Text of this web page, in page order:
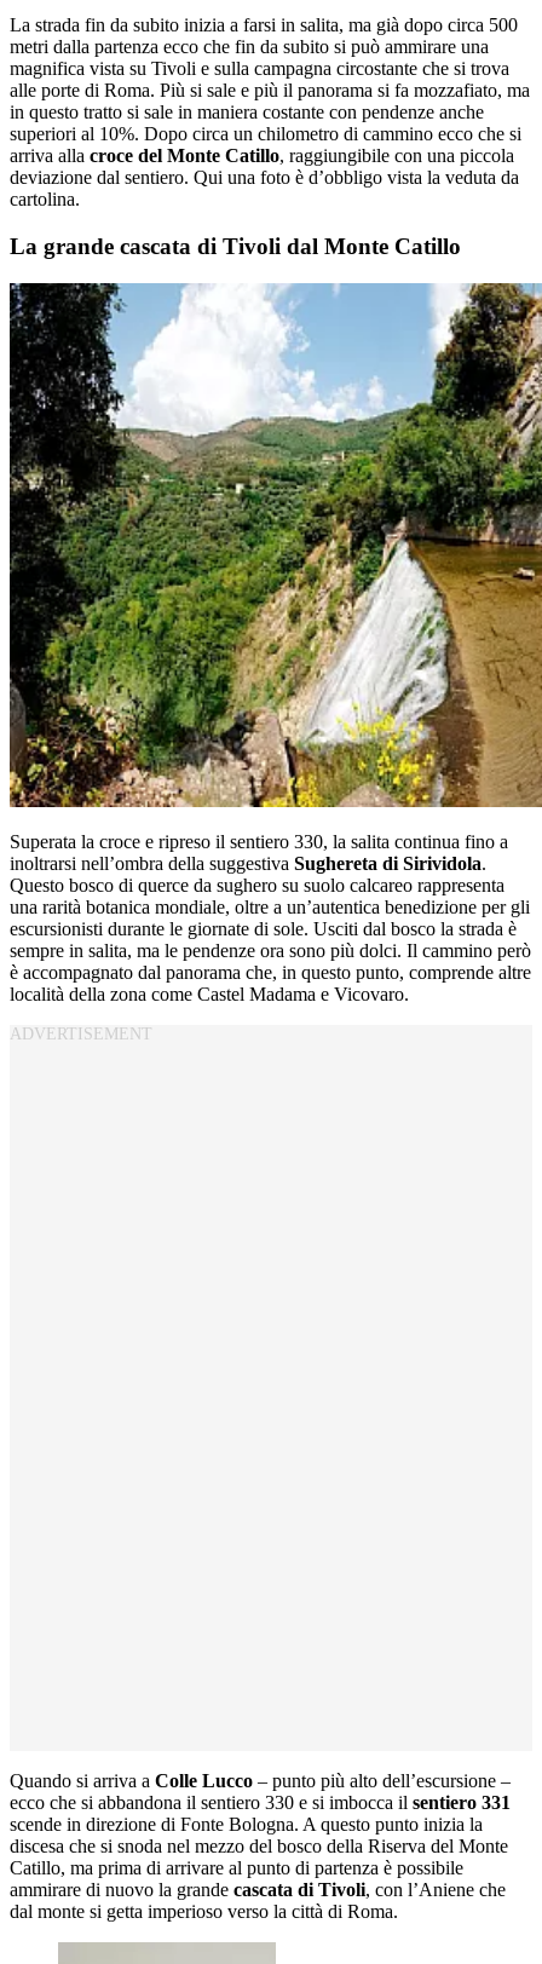
La strada fin da subito inizia a farsi in salita, ma già dopo circa 500
metri dalla partenza ecco che fin da subito si può ammirare una
magnifica vista su Tivoli e sulla campagna circostante che si trova
alle porte di Roma. Più si sale e più il panorama si fa mozzafiato, ma
in questo tratto si sale in maniera costante con pendenze anche
superiori al 10%. Dopo circa un chilometro di cammino ecco che si
arriva alla croce del Monte Catillo, raggiungibile con una piccola
deviazione dal sentiero. Qui una foto è d’obbligo vista la veduta da
cartolina.
La grande cascata di Tivoli dal Monte Catillo
Superata la croce e ripreso il sentiero 330, la salita continua fino a
inoltrarsi nell’ombra della suggestiva Sughereta di Sirividola.
Questo bosco di querce da sughero su suolo calcareo rappresenta
una rarità botanica mondiale, oltre a un’autentica benedizione per gli
escursionisti durante le giornate di sole. Usciti dal bosco la strada è
sempre in salita, ma le pendenze ora sono più dolci. Il cammino però
è accompagnato dal panorama che, in questo punto, comprende altre
località della zona come Castel Madama e Vicovaro.
Quando si arriva a Colle Lucco – punto più alto dell’escursione –
ecco che si abbandona il sentiero 330 e si imbocca il sentiero 331
scende in direzione di Fonte Bologna. A questo punto inizia la
discesa che si snoda nel mezzo del bosco della Riserva del Monte
Catillo, ma prima di arrivare al punto di partenza è possibile
ammirare di nuovo la grande cascata di Tivoli, con l’Aniene che
dal monte si getta imperioso verso la città di Roma.